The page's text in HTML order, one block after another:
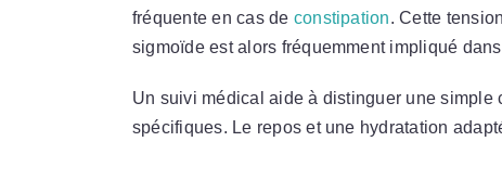
fréquente en cas de constipation. Cette
sigmoïde est alors fréquemment impliqué
Un suivi médical aide à distinguer une simple
spécifiques. Le repos et une hydratation